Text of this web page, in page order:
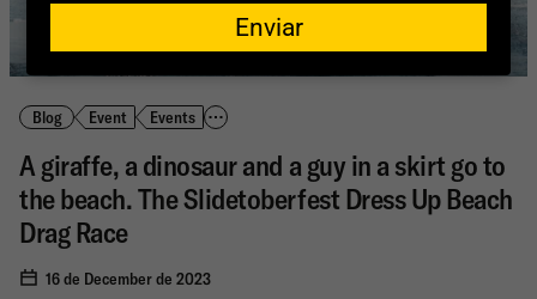
Blog Event Events
A giraffe, a dinosaur and a guy in a skirt go to
the beach. The Slidetoberfest Dress Up Beach
Drag Race
16 de December de 2023
Enviar